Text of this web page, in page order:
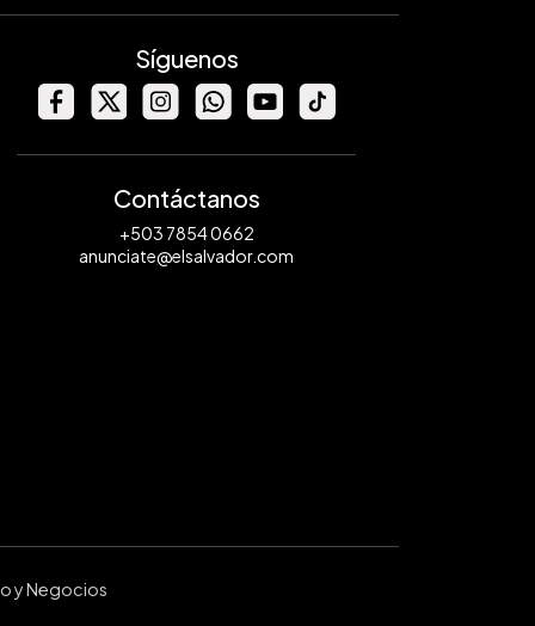
Síguenos
Contáctanos
+503 7854 0662
anunciate@elsalvador.com
y Negocios